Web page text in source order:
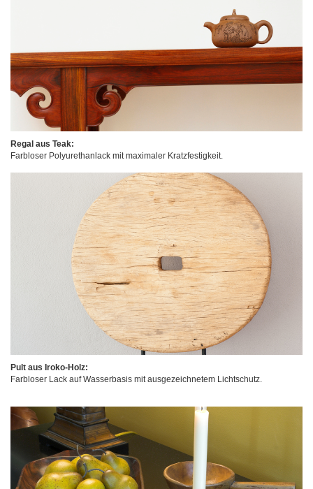
Regal aus Teak:
Farbloser Polyurethanlack mit maximaler Kratzfestigkeit.
Pult aus Iroko-Holz:
Farbloser Lack auf Wasserbasis mit ausgezeichnetem Lichtschutz.